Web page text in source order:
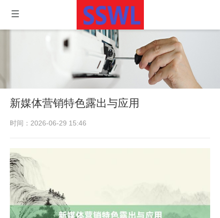
新媒体营销特色露出与应用
时间：2026-06-29 15:46